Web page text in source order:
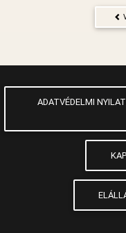
ADATVÉDELMI